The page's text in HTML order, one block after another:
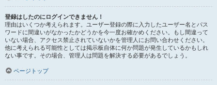
登録はしたのにログインできません！
理由はいくつか考えられます。ユーザー登録の際に入力したユーザー名とパス
ワードに間違いがなかったかどうかを今一度お確かめください。もし間違って
いない場合、アクセス禁止されていないかを管理人にお問い合わせください。
他に考えられる可能性としては掲示板自体に何か問題が発生しているかもしれ
ない事です。その場合、管理人は問題を解決する必要があるでしょう。
ページトップ